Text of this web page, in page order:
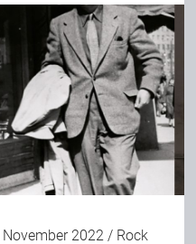
2022 / Rock